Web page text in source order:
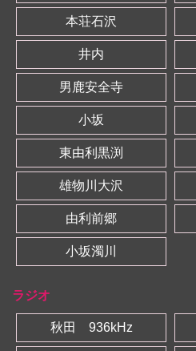
本荘石沢
井内
男鹿安全寺
小坂
東由利黒渕
雄物川大沢
由利前郷
小坂濁川
ラジオ
秋田 936kHz